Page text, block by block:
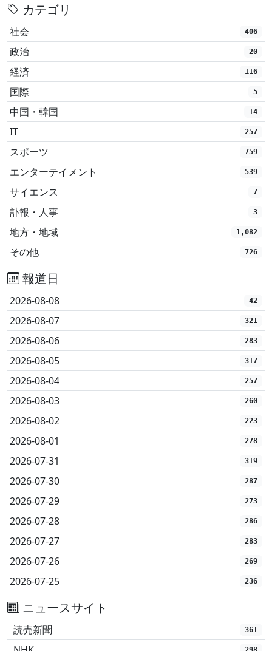
カテゴリ
社会 406
政治 20
経済 116
国際 5
中国・韓国 14
IT 257
スポーツ 759
エンターテイメント 539
サイエンス 7
訃報・人事 3
地方・地域 1,082
その他 726
報道日
2026-08-08 42
2026-08-07 321
2026-08-06 283
2026-08-05 317
2026-08-04 257
2026-08-03 260
2026-08-02 223
2026-08-01 278
2026-07-31 319
2026-07-30 287
2026-07-29 273
2026-07-28 286
2026-07-27 283
2026-07-26 269
2026-07-25 236
ニュースサイト
読売新聞 361